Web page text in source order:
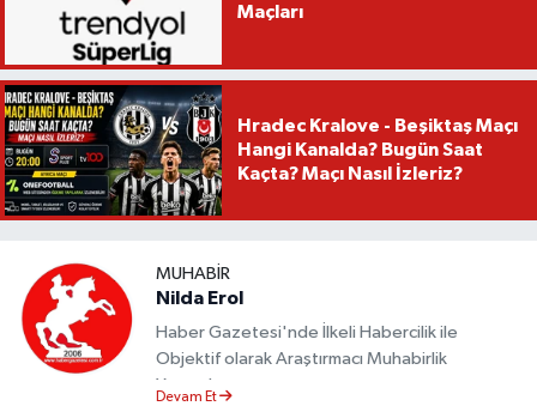
Maçları
Hradec Kralove - Beşiktaş Maçı
Hangi Kanalda? Bugün Saat
Kaçta? Maçı Nasıl İzleriz?
MUHABIR
Nilda Erol
Haber Gazetesi'nde İlkeli Habercilik ile
Objektif olarak Araştırmacı Muhabirlik
Yapmaktayım.
Devam Et